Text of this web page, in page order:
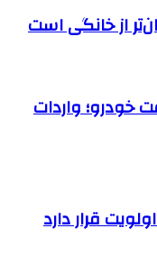
خودرو؛ واردات
قرار دارد